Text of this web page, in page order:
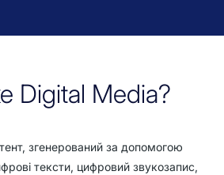
Digital Media?
згенерований за допомогою
тексти, цифровий звукозапис,